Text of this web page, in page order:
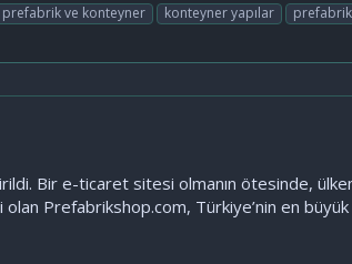
prefabrik ve konteyner konteyner yapılar prefabrik
Bir e-ticaret sitesi olmanın ötesinde,
Prefabrikshop.com, Türkiye’nin en büyük